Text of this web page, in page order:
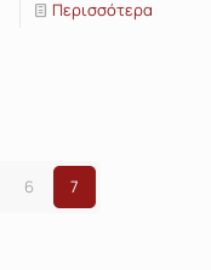
Περισσότερα
6 7